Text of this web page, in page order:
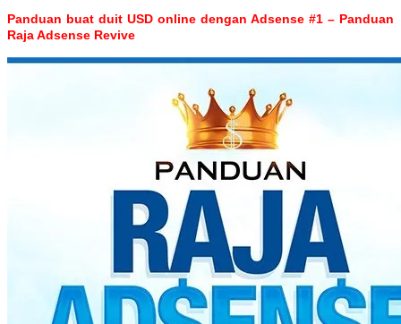
Panduan buat duit USD online dengan Adsense #1 – Panduan
Raja Adsense Revive